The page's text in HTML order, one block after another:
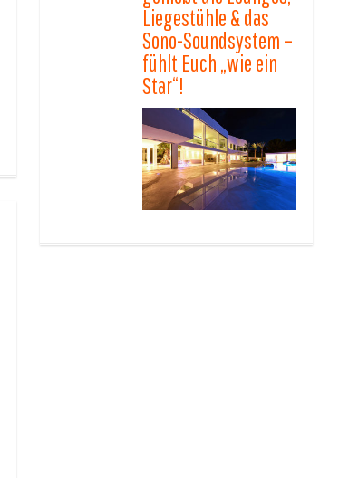
Liegestühle & das
Sono-Soundsystem –
fühlt Euch „wie ein
Star“!